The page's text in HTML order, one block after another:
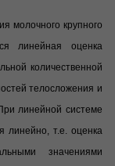
молочного крупного
линейная оценка
количественной
телосложения и
линейной системе
линейно, т.е. оценка
значениями